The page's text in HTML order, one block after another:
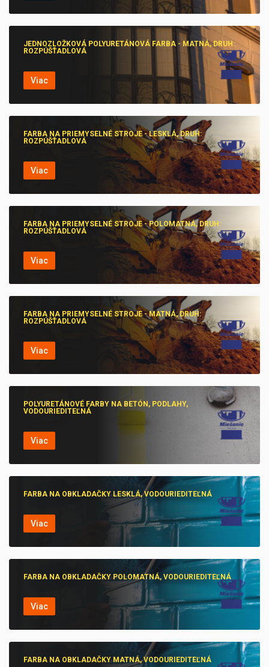
JEDNOZLOŽKOVÁ POLYURETÁNOVÁ FARBA - MATNÁ, DRUH:
ROZPÚŠŤADLOVÁ
Viac
FARBA NA PRIEMYSELNÉ STROJE - LESKLÁ, DRUH:
ROZPÚŠŤADLOVÁ
Viac
FARBA NA PRIEMYSELNÉ STROJE - POLOMATNÁ, DRUH:
ROZPÚŠŤADLOVÁ
Viac
FARBA NA PRIEMYSELNÉ STROJE - MATNÁ, DRUH:
ROZPÚŠŤADLOVÁ
Viac
POLYURETÁNOVÉ FARBY NA BETÓN, PODLAHY,
VODOURIEDITEĽNÁ
Viac
FARBA NA OBKLADAČKY LESKLÁ, VODOURIEDITEĽNÁ
Viac
FARBA NA OBKLADAČKY POLOMATNÁ, VODOURIEDITEĽNÁ
Viac
FARBA NA OBKLADAČKY MATNÁ, VODOURIEDITEĽNÁ